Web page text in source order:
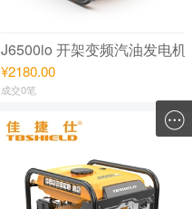
J6500io 开架变频汽油发电机
¥2180.00
成交0笔